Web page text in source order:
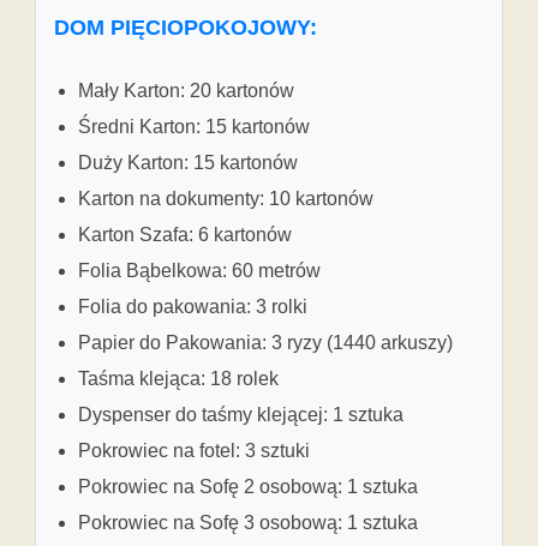
DOM PIĘCIOPOKOJOWY:
Mały Karton: 20 kartonów
Średni Karton: 15 kartonów
Duży Karton: 15 kartonów
Karton na dokumenty: 10 kartonów
Karton Szafa: 6 kartonów
Folia Bąbelkowa: 60 metrów
Folia do pakowania: 3 rolki
Papier do Pakowania: 3 ryzy (1440 arkuszy)
Taśma klejąca: 18 rolek
Dyspenser do taśmy klejącej: 1 sztuka
Pokrowiec na fotel: 3 sztuki
Pokrowiec na Sofę 2 osobową: 1 sztuka
Pokrowiec na Sofę 3 osobową: 1 sztuka